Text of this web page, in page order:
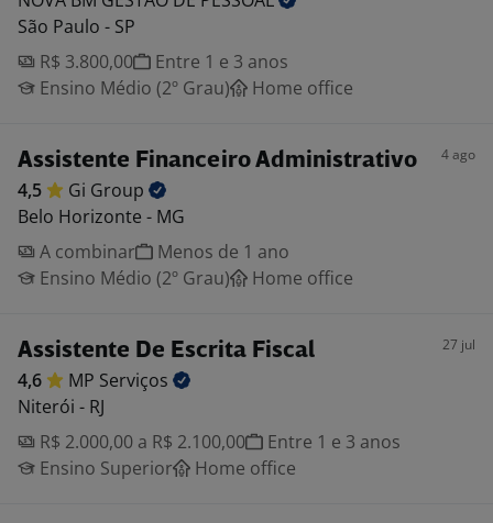
São Paulo - SP
R$ 3.800,00
Entre 1 e 3 anos
Ensino Médio (2º Grau)
Home office
Assistente Financeiro Administrativo 4 ago
4,5 Gi Group
Belo Horizonte - MG
A combinar
Menos de 1 ano
Ensino Médio (2º Grau)
Home office
Assistente De Escrita Fiscal 27 jul
4,6 MP Serviços
Niterói - RJ
R$ 2.000,00 a R$ 2.100,00
Entre 1 e 3 anos
Ensino Superior
Home office